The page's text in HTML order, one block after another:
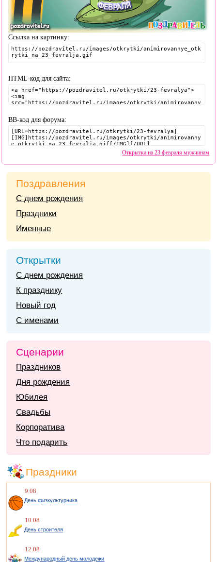
Ссылка на картинку:
HTML-код для сайта:
BB-код для форума:
Открытка на 23 февраля мужчинам
Поздравления
С днем рождения
Праздники
Именные
Открытки
С днем рождения
К празднику
Новый год
С именами
Сценарии
Праздников
Дня рождения
Юбилея
Свадьбы
Корпоратива
Что подарить
Праздники
9.08
День физкультурника
10.08
День строителя
12.08
Международный день молодежи